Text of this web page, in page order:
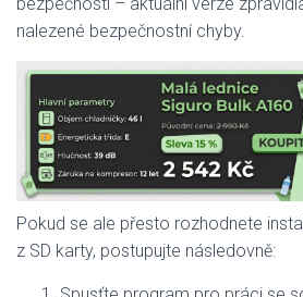
nalezené bezpečnostní chyby.
Pokud se ale přesto rozhodnete
z SD karty, postupujte následovně: